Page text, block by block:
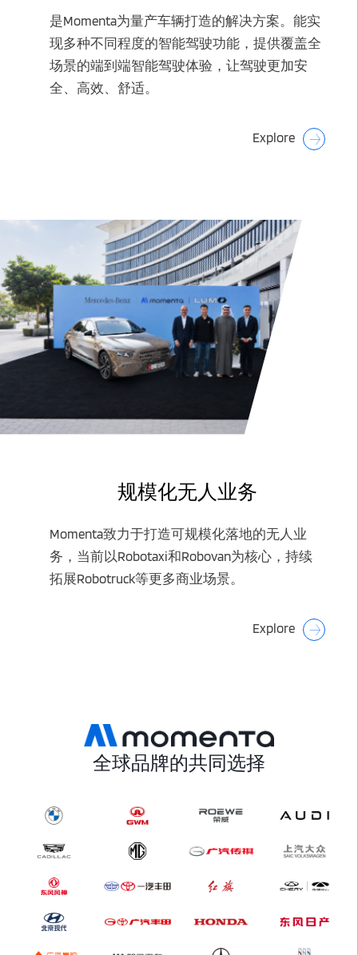
是Momenta为量产车辆打造的解决方案。能实
现多种不同程度的智能驾驶功能，提供覆盖全
场景的端到端智能驾驶体验，让驾驶更加安
全、高效、舒适。
Explore
规模化无人业务
Momenta致力于打造可规模化落地的无人业
务，当前以Robotaxi和Robovan为核心，持续
拓展Robotruck等更多商业场景。
Explore
全球品牌的共同选择